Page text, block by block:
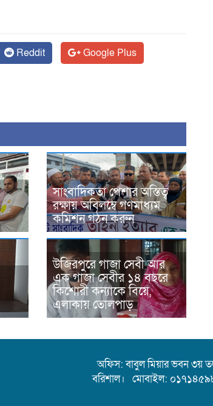
Reddit
Google Plus
সাংবাদিকতা পেশার অস্তিত্ব
রক্ষায় অবিলম্বে গণমাধ্যম
কমিশন গঠন করুন
উজিরপুরে গাজা সেবী আর
এক গাজা সেবীর ১৪ বছরে
কিশোরী কন্যাকে বিয়ে,
এলাকায় তোলপাড়
অফিস: বাবুল মিয়ার ভবন ৩য়
বরিশাল। মোবাইল: